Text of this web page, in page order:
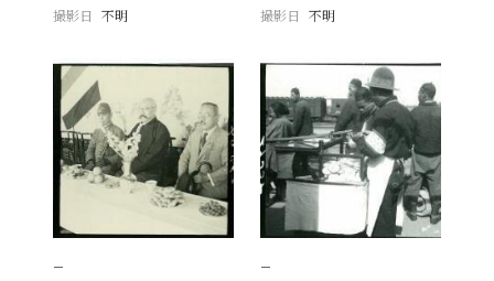
撮影日
不明
撮影日 不明
− −